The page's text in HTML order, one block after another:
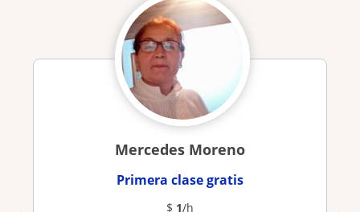
Mercedes Moreno
Primera clase gratis
$ 1/h